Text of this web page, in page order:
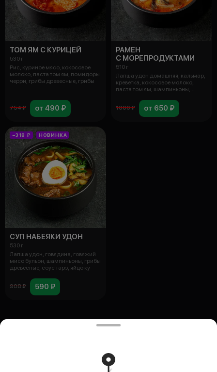
ТОМ ЯМ С КУРИЦЕЙ
530 г
Рис, куриное мясо, кокосовое
молоко, паста том ям, помидоры
черри, грибы древесные, грибы
754 ₽ от 490 ₽
РАМЕН
С МОРЕПРОДУКТАМИ
510 г
Лапша удон домашняя, кальмар,
креветка, кокосовое молоко,
паста том ям, шампиньоны,
1000 ₽
от 650 ₽
−318 ₽ НОВИНКА
СУП НАБЕЯКИ УДОН
530 г
Лапша удон, говядина, говяжий
мисо бульон, шампиньоны, грибы
древесные, соус тарэ, яйцо ку
908 ₽ 590 ₽